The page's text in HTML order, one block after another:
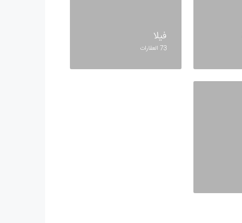
فيلا
73 العقارات